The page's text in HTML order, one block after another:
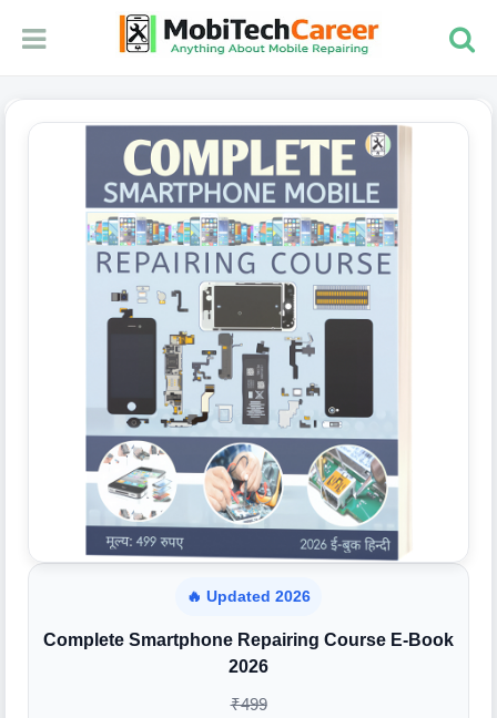
🔥 Updated 2026
Complete Smartphone Repairing Course E-Book
2026
₹499